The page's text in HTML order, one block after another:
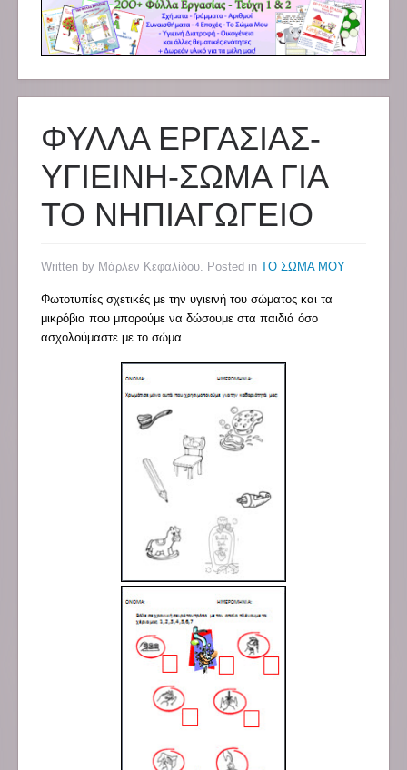
ΦΥΛΛΑ ΕΡΓΑΣΙΑΣ-
ΥΓΙΕΙΝΗ-ΣΩΜΑ ΓΙΑ
ΤΟ ΝΗΠΙΑΓΩΓΕΙΟ
Written by Μάρλεν Κεφαλίδου. Posted in ΤΟ ΣΩΜΑ ΜΟΥ
Φωτοτυπίες σχετικές με την υγιεινή του σώματος και τα
μικρόβια που μπορούμε να δώσουμε στα παιδιά όσο
ασχολούμαστε με το σώμα.